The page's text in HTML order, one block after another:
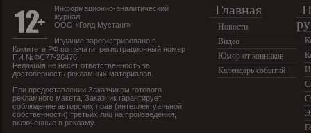
Информационно-аналитический
журнал
ООО «Голд Мустанг»
Издание зарегистрировано в
Комитете РФ по печати, регистрационный номер
ПИ №ФС77-26476.
Редакция не несет ответственность за
достоверность рекламных материалов.
При предоставлении Заказчиком готового
рекламного макета, Заказчик гарантирует
соблюдение авторских прав (интеллектуальной
собственности) третьих лиц на произведения,
включенные в рекламу.
Главная
Новости
Видео
Юмор от конников
Календарь событий